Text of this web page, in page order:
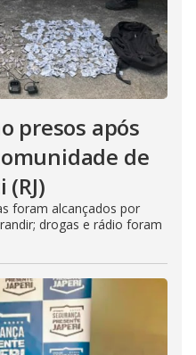
presos após
de
foram alcançados por
drogas e rádio foram